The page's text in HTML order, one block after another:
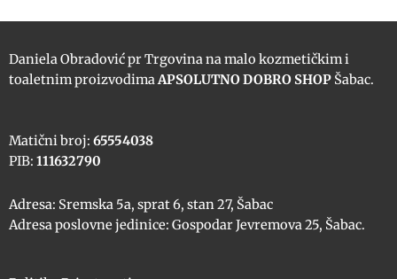
Daniela Obradović pr Trgovina na malo kozmetičkim i
toaletnim proizvodimaAPSOLUTNO DOBRO SHOP Šabac.
Matični broj: 65554038
PIB: 111632790
Adresa: Sremska 5a, sprat 6, stan 27, Šabac
Adresa poslovne jedinice: Gospodar Jevremova 25, Šabac.